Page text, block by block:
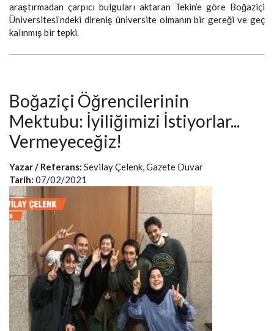
araştırmadan çarpıcı bulguları aktaran Tekin’e göre Boğaziçi
Üniversitesi’ndeki direniş üniversite olmanın bir gereği ve geç
kalınmış bir tepki.
Boğaziçi Öğrencilerinin
Mektubu: İyiliğimizi İstiyorlar...
Vermeyeceğiz!
Yazar / Referans: Sevilay Çelenk, Gazete Duvar
Tarih: 07/02/2021